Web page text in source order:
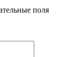
поля